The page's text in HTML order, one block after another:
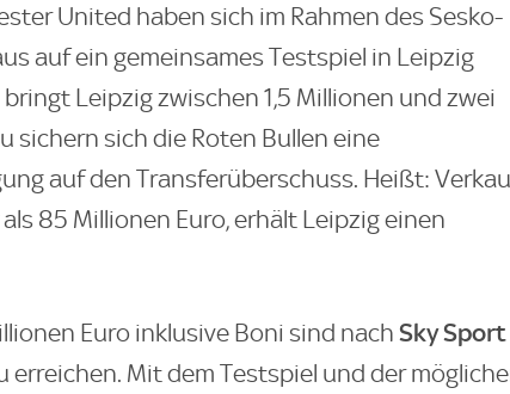
United haben sich im Rahmen des Sesko-
auf ein gemeinsames Testspiel in Leipzig
Leipzig zwischen 1,5 Millionen und zwei
sichern sich die Roten Bullen eine
auf den Transferüberschuss. Heißt:
85 Millionen Euro, erhält Leipzig einen
Euro inklusive Boni sind nach Sky Sport
Mit dem Testspiel und der